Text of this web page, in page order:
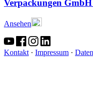
Verpackungen
Ansehen
Kontakt · Impressum ·